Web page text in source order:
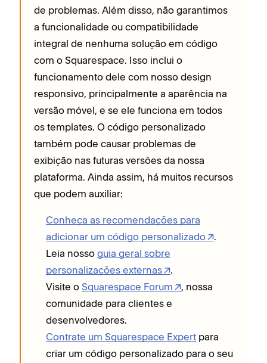
de problemas. Além disso, não garantimos
a funcionalidade ou compatibilidade
integral de nenhuma solução em código
com o Squarespace. Isso inclui o
funcionamento dele com nosso design
responsivo, principalmente a aparência na
versão móvel, e se ele funciona em todos
os templates. O código personalizado
também pode causar problemas de
exibição nas futuras versões da nossa
plataforma. Ainda assim, há muitos recursos
que podem auxiliar:
Conheça as recomendações para
adicionar um código personalizado
.
Leia nosso guia geral sobre
personalizações externas
.
Visite o Squarespace Forum
, nossa
comunidade para clientes e
desenvolvedores.
Contrate um Squarespace Expert para
criar um código personalizado para o seu